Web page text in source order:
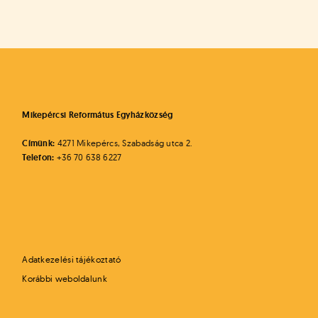
navigáció
Mikepércsi Református Egyházközség
Címünk: 4271 Mikepércs, Szabadság utca 2.
Telefon: +36 70 638 6227
Adatkezelési tájékoztató
Korábbi weboldalunk